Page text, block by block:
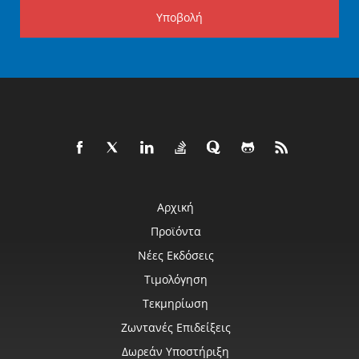
Υποβολή
Αρχική
Προϊόντα
Νέες Εκδόσεις
Τιμολόγηση
Τεκμηρίωση
Ζωντανές Επιδείξεις
Δωρεάν Υποστήριξη